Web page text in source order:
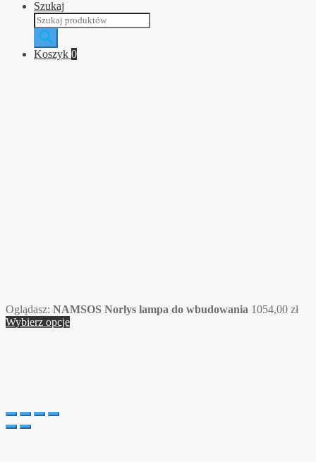
Szukaj
Wyszukiwarka
produktów
Koszyk 0
Oglądasz: NAMSOS Norlys lampa do wbudowania 1054,00 zł
Wybierz opcje